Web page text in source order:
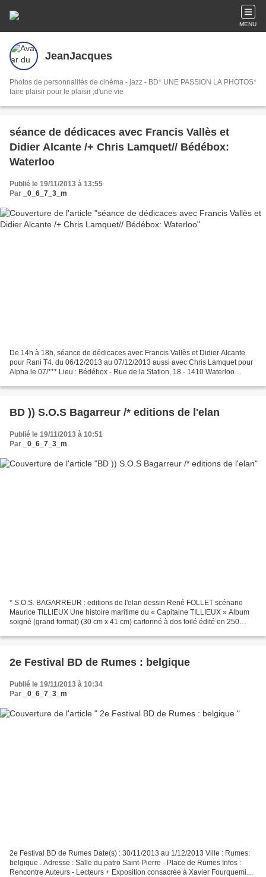
MENU
JeanJacques
Photos de personnalités de cinéma - jazz - BD* UNE PASSION LA PHOTOS*
faire plaisir pour le plaisir ;d'une vie
séance de dédicaces avec Francis Vallès et
Didier Alcante /+ Chris Lamquet// Bédébox:
Waterloo
Publié le 19/11/2013 à 13:55
Par
_0_6_7_3_m
De 14h à 18h, séance de dédicaces avec Francis Vallès et Didier Alcante
pour Rani T4. du 06/12/2013 au 07/12/2013 aussi avec Chris Lamquet pour
Alpha.le 07/*** Lieu : Bédébox - Rue de la Station, 18 - 1410 Waterloo
BD )) S.O.S Bagarreur /* editions de l'elan
Publié le 19/11/2013 à 10:51
Par
_0_6_7_3_m
* S.O.S. BAGARREUR : editions de l'elan dessin René FOLLET scénario
Maurice TILLIEUX Une histoire maritime du « Capitaine TILLIEUX » Album
soigné (grand format) (30 cm x 41 cm) cartonné à dos toilé édité en 250
2e Festival BD de Rumes : belgique
Publié le 19/11/2013 à 10:34
Par
_0_6_7_3_m
2e Festival BD de Rumes Date(s) : 30/11/2013 au 1/12/2013 Ville : Rumes:
belgique . Adresse : Salle du patro Saint-Pierre - Place de Rumes Infos :
Rencontre Auteurs - Lecteurs + Exposition consacrée à Xavier Fourquemin +